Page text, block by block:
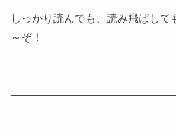
しっかり読んでも、読み飛ばし
～ぞ！